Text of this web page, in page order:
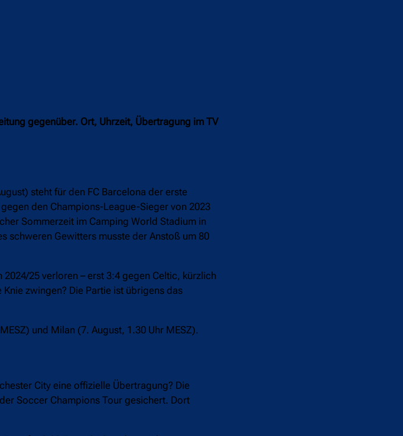
gegenüber. Ort, Uhrzeit, Übertragung im TV
steht für den FC Barcelona der erste
den Champions-League-Sieger von 2023
Sommerzeit im Camping World Stadium in
schweren Gewitters musste der Anstoß um 80
25 verloren – erst 3:4 gegen Celtic, kürzlich
zwingen? Die Partie ist übrigens das
und Milan (7. August, 1.30 Uhr MESZ).
City eine offizielle Übertragung? Die
Soccer Champions Tour gesichert. Dort